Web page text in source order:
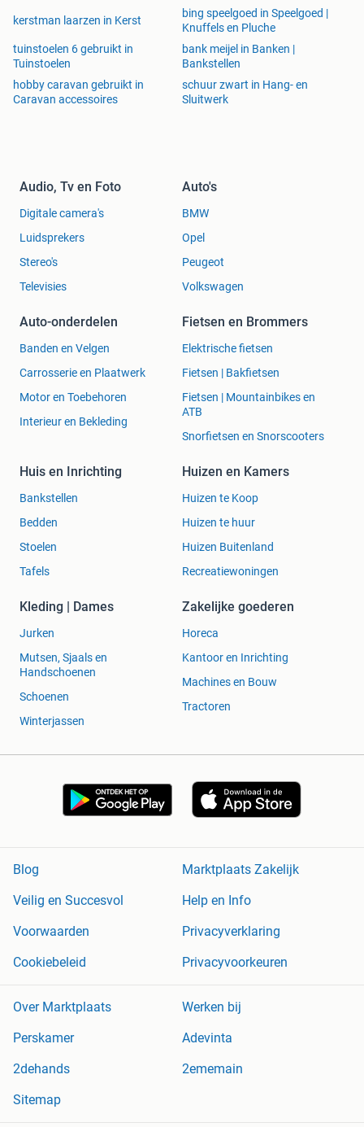
kerstman laarzen in Kerst
bing speelgoed in Speelgoed |
Knuffels en Pluche
tuinstoelen 6 gebruikt in
Tuinstoelen
bank meijel in Banken |
Bankstellen
hobby caravan gebruikt in
Caravan accessoires
schuur zwart in Hang- en
Sluitwerk
Audio, Tv en Foto
Digitale camera's
Luidsprekers
Stereo's
Televisies
Auto's
BMW
Opel
Peugeot
Volkswagen
Auto-onderdelen
Banden en Velgen
Carrosserie en Plaatwerk
Motor en Toebehoren
Interieur en Bekleding
Fietsen en Brommers
Elektrische fietsen
Fietsen | Bakfietsen
Fietsen | Mountainbikes en
ATB
Snorfietsen en Snorscooters
Huis en Inrichting
Bankstellen
Bedden
Stoelen
Tafels
Huizen en Kamers
Huizen te Koop
Huizen te huur
Huizen Buitenland
Recreatiewoningen
Kleding | Dames
Jurken
Mutsen, Sjaals en
Handschoenen
Schoenen
Winterjassen
Zakelijke goederen
Horeca
Kantoor en Inrichting
Machines en Bouw
Tractoren
Blog
Marktplaats Zakelijk
Veilig en Succesvol
Help en Info
Voorwaarden
Privacyverklaring
Cookiebeleid
Privacyvoorkeuren
Over Marktplaats
Werken bij
Perskamer
Adevinta
2dehands
2ememain
Sitemap